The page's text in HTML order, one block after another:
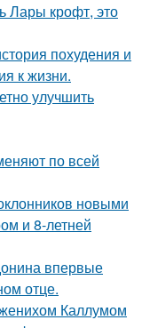
Лары крофт, это
похудения и
к жизни.
улучшить
по всей
новыми
и 8-летней
впервые
отце.
Каллумом